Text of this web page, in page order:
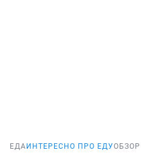
ЕДА ИНТЕРЕСНО ПРО ЕДУОБЗОР